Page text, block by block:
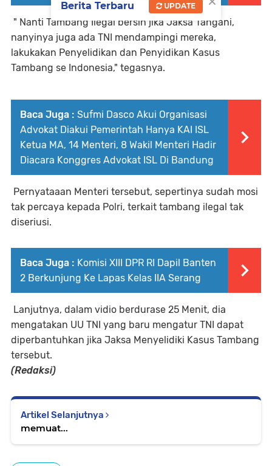
" Nanti Tambang Ilegal bersih jika Jaksa Tangani,
nanyinya juga ada TNI mendampingi mereka,
lakukakan Penyelidikan dan Penyidikan Kasus
Tambang se Indonesia," tegasnya.
Baca Juga : Sufmi Dasco Akui Organisasi
Advokat Diakui Pemerintah Hanya KAI ISL
Ketua MA, 14 Menteri, 8 Wakil Menteri Hadir
Diacara Konggres Advokat ISL Di Bandung
Pernyataaan Menteri tersebut, sepertinya sudah mosi
tak percaya kepada Polri, terkait tambang ilegal tak
diseriusi.
Baca Juga : Komisi XIII DPR RI Dapil Banten
2 Berkunjung Ke Lapas Kelas IIA Serang
Lanjutnya, dalam vidio berdurase 25 Menit, dia
mengatakan UU TNI yang baru mengatur TNI dapat
diperbantuhkan jika Jaksa Menyelidiki Kasus Tambang
tersebut.
(Redaksi)
Artikel Selanjutnya
memuat...
Berita Terbaru UPDATE